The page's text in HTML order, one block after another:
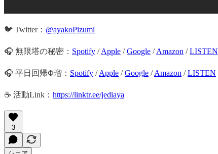
🐦 Twitter： @ayakoPizumi
🎧 無限塔の秘密： Spotify /Apple /Google /Amazon /LISTEN
🎧 平日回帰Φ瑠： Spotify /Apple /Google /Amazon /LISTEN
☕️ 活動Link： https://linktr.ee/jediaya
3